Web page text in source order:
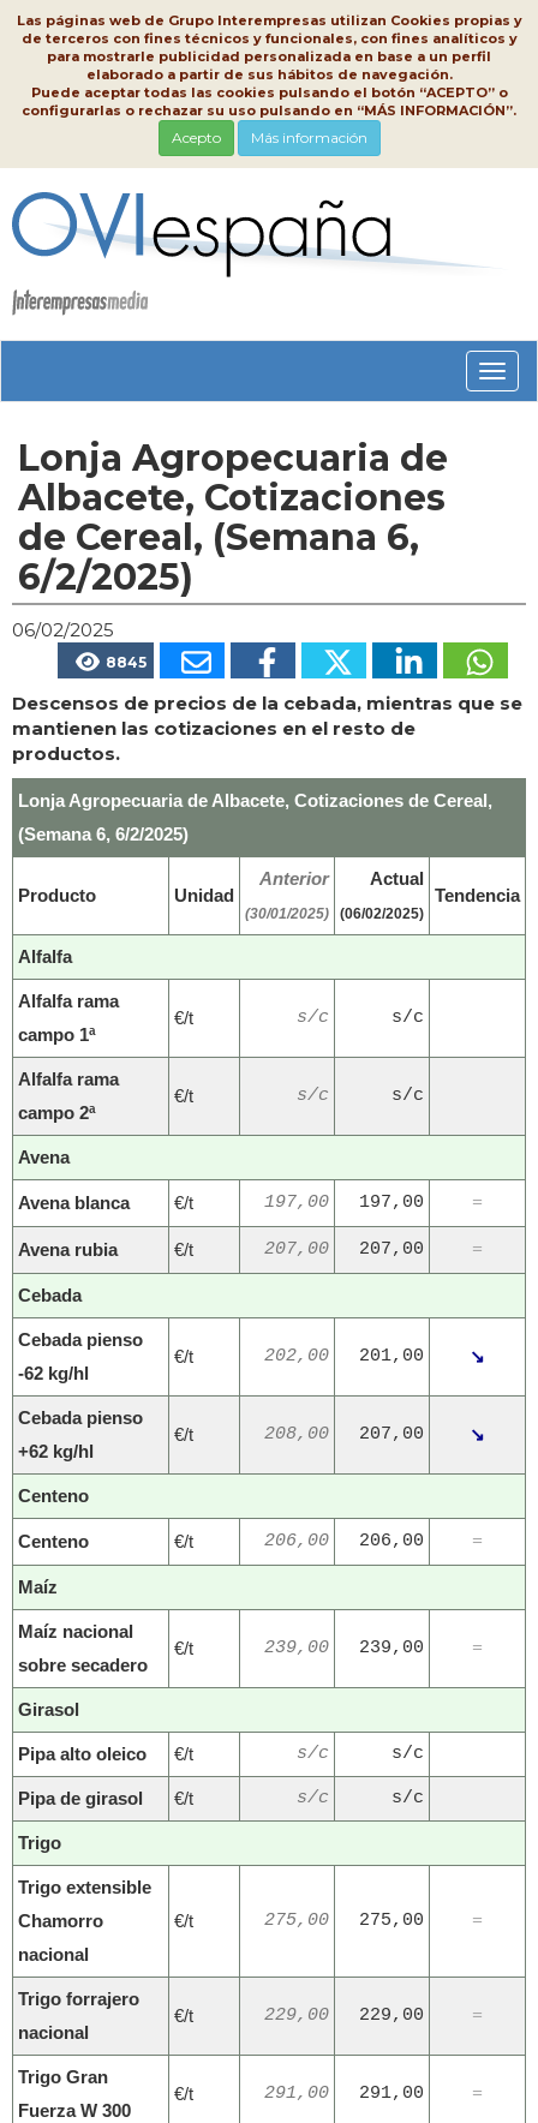
Las páginas web de Grupo Interempresas utilizan Cookies propias y
de terceros con fines técnicos y funcionales, con fines analíticos y
para mostrarle publicidad personalizada en base a un perfil
elaborado a partir de sus hábitos de navegación.
Puede aceptar todas las cookies pulsando el botón “ACEPTO” o
configurarlas o rechazar su uso pulsando en “MÁS INFORMACIÓN”.
Acepto Más información
Lonja Agropecuaria de
Albacete, Cotizaciones
de Cereal, (Semana 6,
6/2/2025)
06/02/2025
8845
Descensos de precios de la cebada, mientras que se
mantienen las cotizaciones en el resto de
productos.
Lonja Agropecuaria de Albacete, Cotizaciones de Cereal,
(Semana 6, 6/2/2025)
Producto Unidad
Anterior
(30/01/2025)
Actual
(06/02/2025)
Tendencia
Alfalfa
Alfalfa rama
campo 1ª
€/t s/c s/c
Alfalfa rama
campo 2ª
€/t s/c s/c
Avena
Avena blanca €/t 197,00 197,00 =
Avena rubia €/t 207,00 207,00 =
Cebada
Cebada pienso
-62 kg/hl
€/t 202,00 201,00 ↘
Cebada pienso
+62 kg/hl
€/t 208,00 207,00 ↘
Centeno
Centeno €/t 206,00 206,00 =
Maíz
Maíz nacional
sobre secadero
€/t 239,00 239,00 =
Girasol
Pipa alto oleico €/t s/c s/c
Pipa de girasol €/t s/c s/c
Trigo
Trigo extensible
Chamorro
nacional
€/t 275,00 275,00 =
Trigo forrajero
nacional
€/t 229,00 229,00 =
Trigo Gran
Fuerza W 300
€/t 291,00 291,00 =